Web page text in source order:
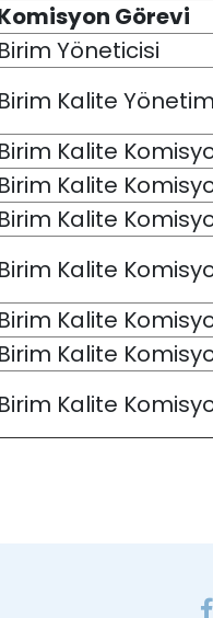
Görevi
Birim Yöneticisi
Birim Kalite
Birim Kalite
Birim Kalite
Birim Kalite
Birim Kalite
Birim Kalite
Birim Kalite
Birim Kalite